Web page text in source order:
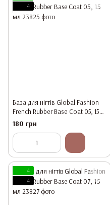
4
База для нігтів Global Fashion
French Rubber Base Coat 05, 15
мл
180 грн
4
4